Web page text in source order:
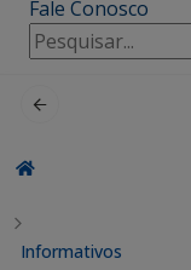
Fale Conosco
Pesquisar
por:
Informativos